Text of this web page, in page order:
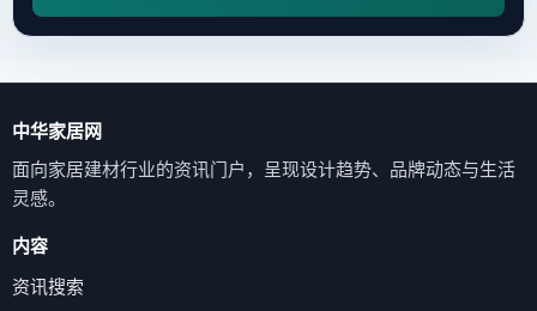
中华家居网
面向家居建材行业的资讯门户，呈现设计趋势、品牌动态与生活
灵感。
内容
资讯搜索